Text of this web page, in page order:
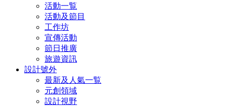
活動一覧
活動及節目
工作坊
宣傳活動
節日推廣
旅遊資訊
設計號外
最新及人氣一覧
元創領域
設計視野